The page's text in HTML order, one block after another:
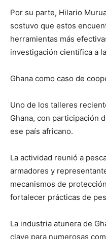
Por su parte, Hilario
sostuvo que estos
herramientas más
investigación científica a
Ghana como caso de
Uno de los talleres
Ghana, con participación
ese país africano.
La actividad reunió a
armadores y
mecanismos de
fortalecer prácticas de
La industria atunera de
clave para numerosas